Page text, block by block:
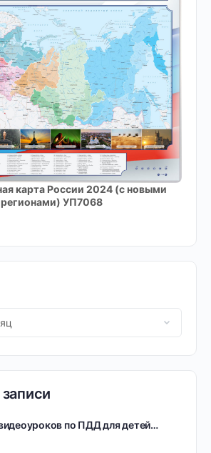
карта России 2024 (с новыми
регионами) УП7068
по ПДД для детей…